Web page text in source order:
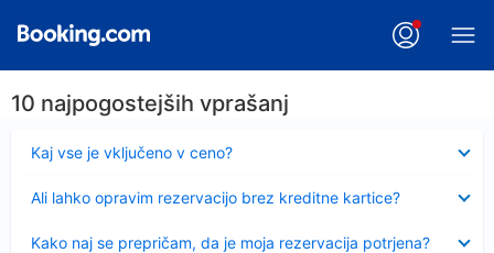
10 najpogostejših vprašanj
Kaj vse je vključeno v ceno?
Ali lahko opravim rezervacijo brez kreditne kartice?
Kako naj se prepričam, da je moja rezervacija potrjena?